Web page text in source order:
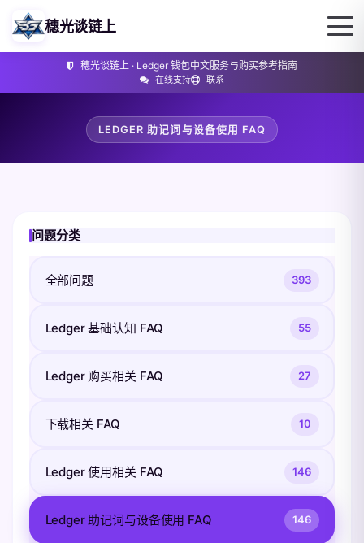
穗光谈链上 · Ledger 钱包中文服务与购买参考指南
在线支持 联系
穗光谈链上
LEDGER 助记词与设备使用 FAQ
问题分类
全部问题 393
Ledger 基础认知 FAQ 55
Ledger 购买相关 FAQ 27
下载相关 FAQ 10
Ledger 使用相关 FAQ 146
Ledger 助记词与设备使用 FAQ 146